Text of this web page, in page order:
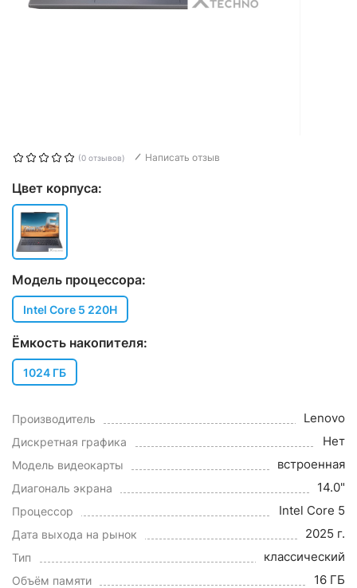
(0 отзывов) Написать отзыв
Цвет корпуса:
Модель процессора:
Intel Core 5 220H
Ёмкость накопителя:
1024 ГБ
Производитель Lenovo
Дискретная графика Нет
Модель видеокарты встроенная
Диагональ экрана 14.0"
Процессор Intel Core 5
Дата выхода на рынок 2025 г.
Тип классический
Объём памяти 16 ГБ